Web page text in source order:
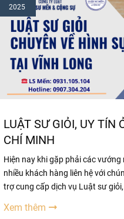
LUẬT SƯ GIỎI, UY TÍN
CHÍ MINH
Hiện nay khi gặp phải các vướng
nhiều khách hàng liên hệ với
trợ cung cấp dịch vụ Luật sư
không tránh khỏi những thắc
Xem thêm
2025